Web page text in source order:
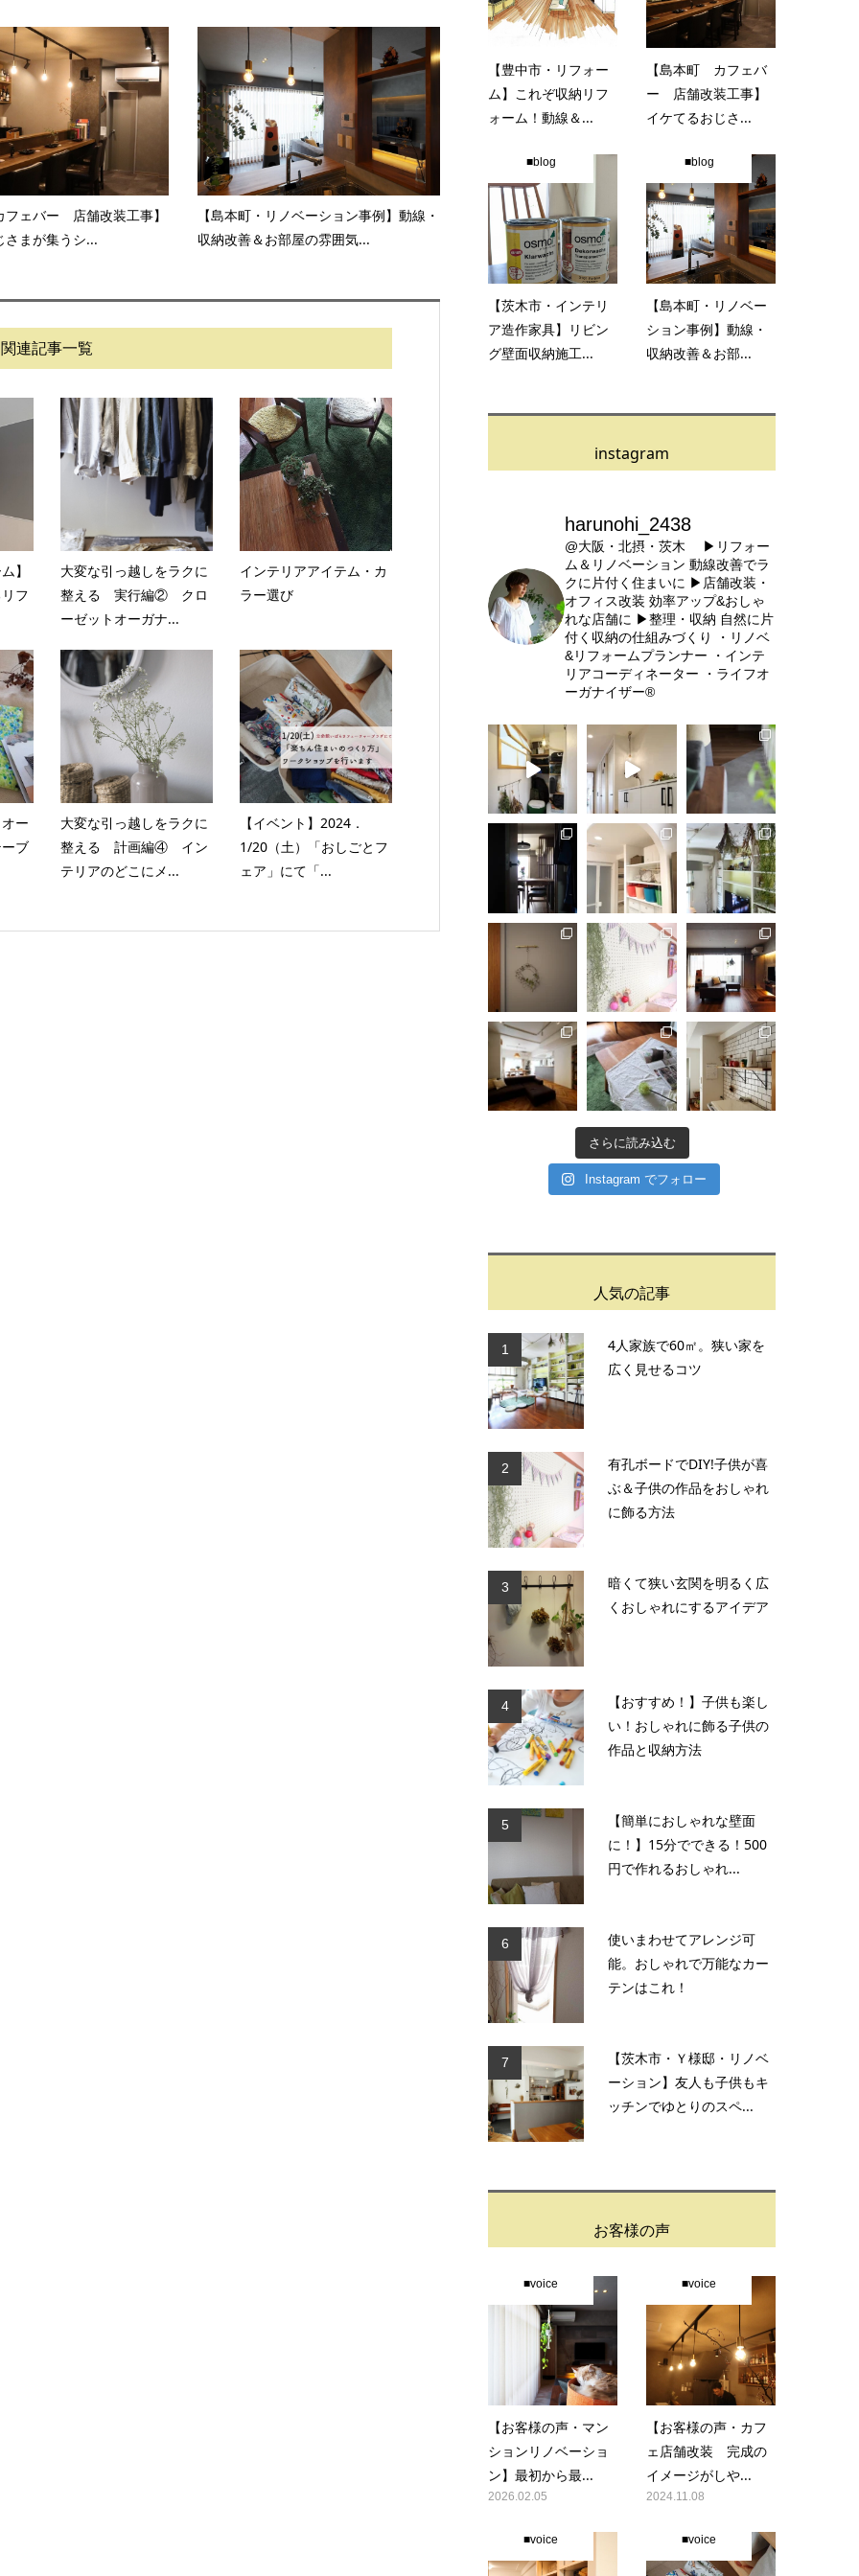
フェバー 店舗改装工事】
さまが集うシ...
【島本町・リノベーション事例】動線・
収納改善＆お部屋の雰囲気...
関連記事一覧
】
フ
大変な引っ越しをラクに
整える 実行編② クロ
ーゼットオーガナ...
インテリアアイテム・カ
ラー選び
ー
ブ
大変な引っ越しをラクに
整える 計画編④ イン
テリアのどこにメ...
【イベント】2024．
1/20（土）「おしごとフ
ェア」にて「...
【豊中市・リフォー
ム】これぞ収納リフ
ォーム！動線＆...
【島本町 カフェバ
ー 店舗改装工事】
イケてるおじさ...
■blog
【茨木市・インテリ
ア造作家具】リビン
グ壁面収納施工...
■blog
【島本町・リノベー
ション事例】動線・
収納改善＆お部...
instagram
harunohi_2438
@大阪・北摂・茨木
▶リフォー
ム＆リノベーション 動線改善でラ
クに片付く住まいに ▶店舗改装・
オフィス改装 効率アップ&おしゃ
れな店舗に ▶整理・収納 自然に片
付く収納の仕組みづくり
・リノベ
&リフォームプランナー ・インテ
リアコーディネーター ・ライフオ
ーガナイザー®
さらに読み込む
Instagram でフォロー
人気の記事
1
4人家族で60㎡。狭い家を
広く見せるコツ
2
有孔ボードでDIY!子供が喜
ぶ＆子供の作品をおしゃれ
に飾る方法
3
暗くて狭い玄関を明るく広
くおしゃれにするアイデア
4
【おすすめ！】子供も楽し
い！おしゃれに飾る子供の
作品と収納方法
5
【簡単におしゃれな壁面
に！】15分でできる！500
円で作れるおしゃれ...
6
使いまわせてアレンジ可
能。おしゃれで万能なカー
テンはこれ！
7
【茨木市・Ｙ様邸・リノベ
ーション】友人も子供もキ
ッチンでゆとりのスペ...
お客様の声
■voice
【お客様の声・マン
ションリノベーショ
ン】最初から最...
2026.02.05
■voice
【お客様の声・カフ
ェ店舗改装 完成の
イメージがしや...
2024.11.08
■voice ■voice